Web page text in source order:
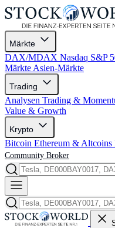
Märkte
DAX/MDAX Nasdaq S&P
Märkte Asien-Märkte
Trading
Analysen Trading &
Value & Growth
Krypto
Bitcoin Ethereum & Altcoins
Community Broker